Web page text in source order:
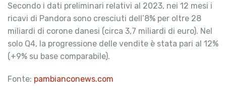
Secondo i dati preliminari relativi al 2023, nei 12 mesi i
ricavi di Pandora sono cresciuti dell’8% per oltre 28
miliardi di corone danesi (circa 3,7 miliardi di euro). Nel
solo Q4, la progressione delle vendite è stata pari al 12%
(+9% su base comparabile).
Fonte: pambianconews.com